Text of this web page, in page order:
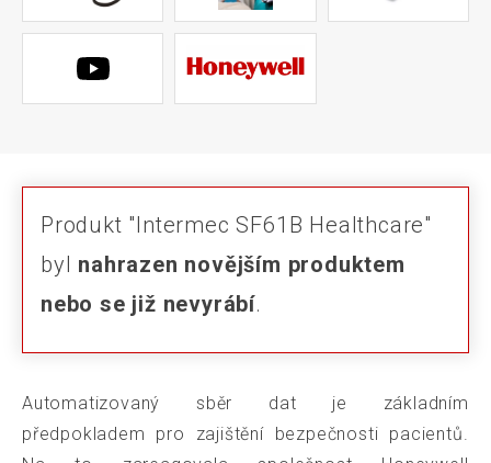
Produkt "Intermec SF61B Healthcare"
byl nahrazen novějším produktem
nebo se již nevyrábí.
Automatizovaný sběr dat je základním
předpokladem pro zajištění bezpečnosti pacientů.